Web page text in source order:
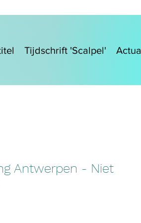
Tijdschrift 'Scalpel' Actua
Antwerpen - Niet